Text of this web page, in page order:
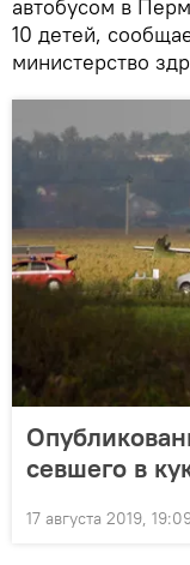
автобусом в
10 детей,
министерство
севшего в
17 августа 2019,